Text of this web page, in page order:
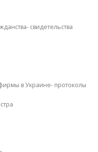
свидетельства
в Украине- протоколы